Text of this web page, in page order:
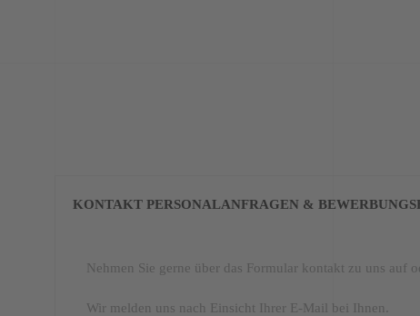
KONTAKT PERSONALANFRAGEN &
Nehmen Sie gerne über das Formular kontakt zu uns auf
Wir melden uns nach Einsicht Ihrer E-Mail bei Ihnen.